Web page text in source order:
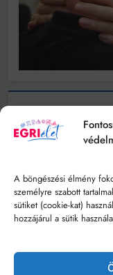
A böngészési élmény
személyre szabott
sütiket (cookie-kat)
hozzájárul a sütik